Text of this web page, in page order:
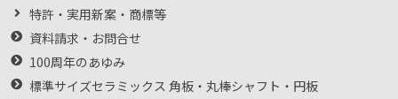
特許・実用新案・商標等
資料請求・お問合せ
100周年のあゆみ
標準サイズセラミックス 角板・丸棒シャフト・円板